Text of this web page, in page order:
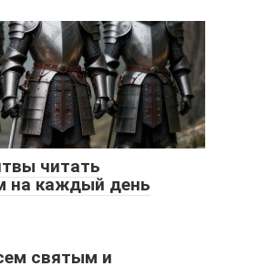
читать
на каждый день
святым и